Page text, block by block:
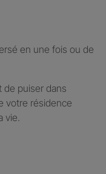
en une fois ou de
de puiser dans
votre résidence
vie.